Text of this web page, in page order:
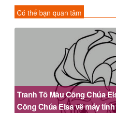
Có thể bạn quan tâm
Tranh Tô Màu Công Chúa
Công Chúa Elsa về máy